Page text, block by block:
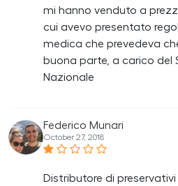
mi hanno venduto a
cui avevo presentato
medica che prevedeva
buona parte, a carico del
Nazionale
Federico Munari
October 27, 2018
Distributore di